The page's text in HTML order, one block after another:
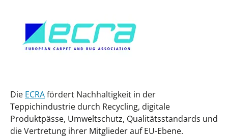
Die ECRAfördert Nachhaltigkeit in der
Teppichindustrie durch Recycling, digitale
Produktpässe, Umweltschutz, Qualitätsstandards und
die Vertretung ihrer Mitglieder auf EU-Ebene.